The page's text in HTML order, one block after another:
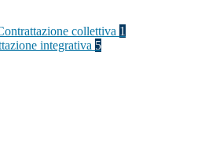
collettiva 1
integrativa 5